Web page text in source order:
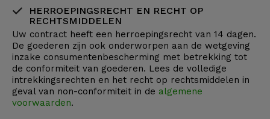
HERROEPINGSRECHT EN RECHT OP
RECHTSMIDDELEN
Uw contract heeft een herroepingsrecht van 14 dagen.
De goederen zijn ook onderworpen aan de wetgeving
inzake consumentenbescherming met betrekking tot
de conformiteit van goederen. Lees de volledige
intrekkingsrechten en het recht op rechtsmiddelen in
geval van non-conformiteit in de algemene
voorwaarden.